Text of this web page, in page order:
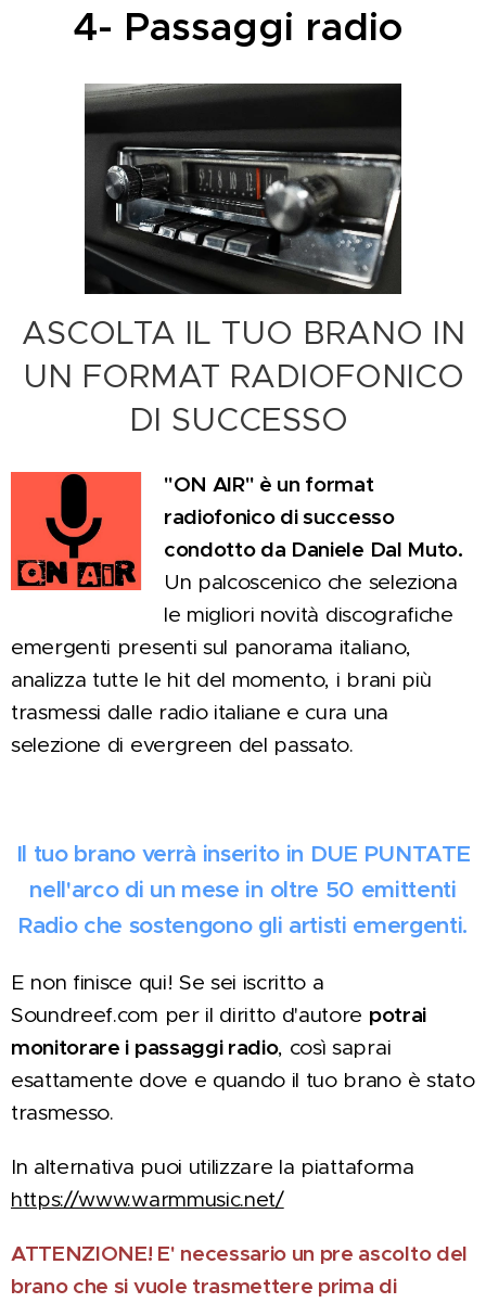
4- Passaggi radio
ASCOLTA IL TUO BRANO IN
UN FORMAT RADIOFONICO
DI SUCCESSO
"ON AIR" è un format
radiofonico di successo
condotto da Daniele Dal Muto.
Un palcoscenico che seleziona
le migliori novità discografiche
emergenti presenti sul panorama italiano,
analizza tutte le hit del momento, i brani più
trasmessi dalle radio italiane e cura una
selezione di evergreen del passato.
Il tuo brano verrà inserito in DUE PUNTATE
nell'arco di un mese in oltre 50 emittenti
Radio che sostengono gli artisti emergenti.
E non finisce qui! Se sei iscritto a
Soundreef.com per il diritto d'autore potrai
monitorare i passaggi radio, così saprai
esattamente dove e quando il tuo brano è stato
trasmesso.
In alternativa puoi utilizzare la piattaforma
https://www.warmmusic.net/
ATTENZIONE! E' necessario un pre ascolto del
brano che si vuole trasmettere prima di